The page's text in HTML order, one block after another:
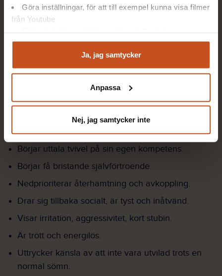
Göra inställningar, för att till exempel kunna visa filmer
från Youtube
Analysera trafik för att kunna visa riktad information
Du kan när som helst återta ditt godkännande genom att
integritet@suntarbetsliv.se.
Ja, jag samtycker
Anpassa
Nej, jag samtycker inte
Har osakliga klagomål på arbetskamrater och
arbetsledning.
Kan ägna sig åt trakasserier och mobbning av
Visar bristande noggrannhet och ofta dåligt
Säger sig ha sömnbesvär.
Börjar uttala tvivel på sin egen kompetens.
Börjar få bristande självförtroende.
Nedprioriterar återhämtning och avkoppling.
Drar sig tillbaka socialt, är tyst och inåtvänd.
Visar irritation, aggressivitet, kort stubin.
Är trött och energilös.
Uttrycker känsla av att inte vara utvilad trots en
normal sömn.